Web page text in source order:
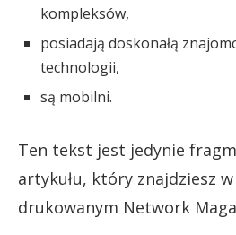
kompleksów,
posiadają doskonałą
technologii,
są mobilni.
Ten tekst jest jedynie
artykułu, który znajdziesz
drukowanym Network